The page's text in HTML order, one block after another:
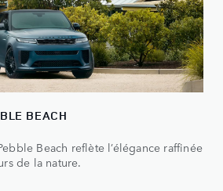
BEACH
Beach reflète l’élégance raffinée
de la nature.